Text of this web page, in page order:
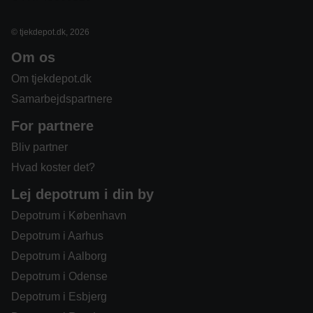
© tjekdepot.dk, 2026
Om os
Om tjekdepot.dk
Samarbejdspartnere
For partnere
Bliv partner
Hvad koster det?
Lej depotrum i din by
Depotrum i København
Depotrum i Aarhus
Depotrum i Aalborg
Depotrum i Odense
Depotrum i Esbjerg